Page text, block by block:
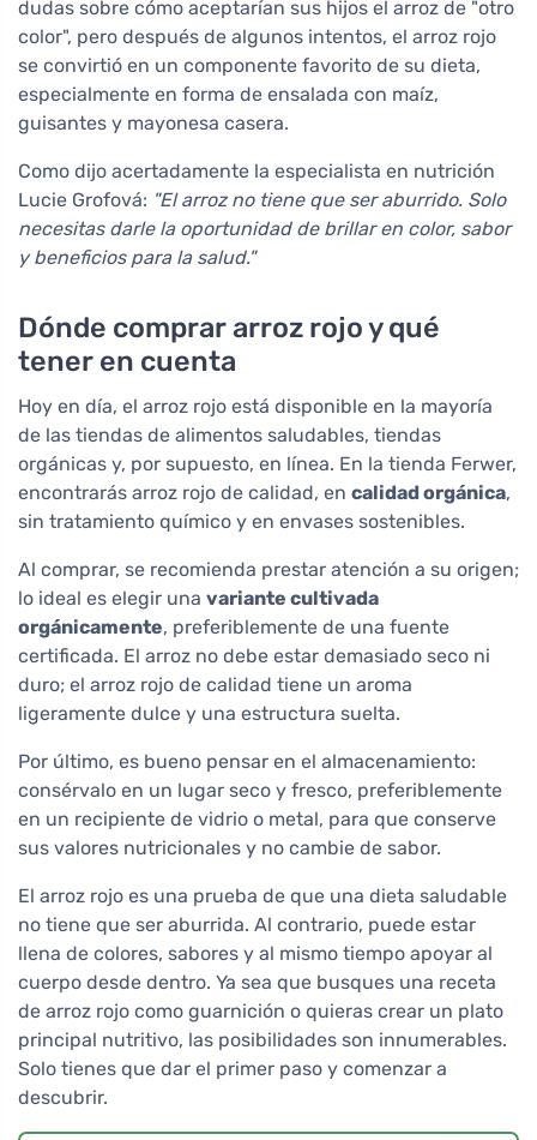
dudas sobre cómo aceptarían sus hijos el arroz de "otro
color", pero después de algunos intentos, el arroz rojo
se convirtió en un componente favorito de su dieta,
especialmente en forma de ensalada con maíz,
guisantes y mayonesa casera.
Como dijo acertadamente la especialista en nutrición
Lucie Grofová: "El arroz no tiene que ser aburrido. Solo
necesitas darle la oportunidad de brillar en color, sabor
y beneficios para la salud."
Dónde comprar arroz rojo y qué
tener en cuenta
Hoy en día, el arroz rojo está disponible en la mayoría
de las tiendas de alimentos saludables, tiendas
orgánicas y, por supuesto, en línea. En la tienda Ferwer,
encontrarás arroz rojo de calidad, en calidad orgánica,
sin tratamiento químico y en envases sostenibles.
Al comprar, se recomienda prestar atención a su origen;
lo ideal es elegir una variante cultivada
orgánicamente, preferiblemente de una fuente
certificada. El arroz no debe estar demasiado seco ni
duro; el arroz rojo de calidad tiene un aroma
ligeramente dulce y una estructura suelta.
Por último, es bueno pensar en el almacenamiento:
consérvalo en un lugar seco y fresco, preferiblemente
en un recipiente de vidrio o metal, para que conserve
sus valores nutricionales y no cambie de sabor.
El arroz rojo es una prueba de que una dieta saludable
no tiene que ser aburrida. Al contrario, puede estar
llena de colores, sabores y al mismo tiempo apoyar al
cuerpo desde dentro. Ya sea que busques una receta
de arroz rojo como guarnición o quieras crear un plato
principal nutritivo, las posibilidades son innumerables.
Solo tienes que dar el primer paso y comenzar a
descubrir.